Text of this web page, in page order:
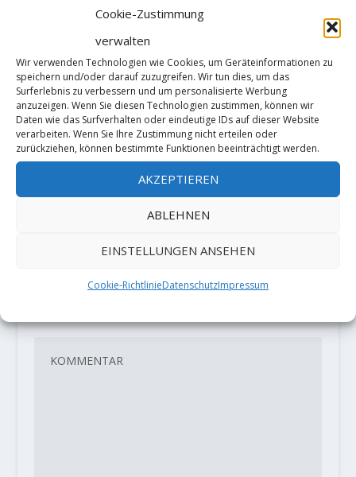
Cookie-Zustimmung
verwalten
Wir verwenden Technologien wie Cookies, um Geräteinformationen zu
speichern und/oder darauf zuzugreifen. Wir tun dies, um das
Surferlebnis zu verbessern und um personalisierte Werbung
anzuzeigen. Wenn Sie diesen Technologien zustimmen, können wir
Daten wie das Surfverhalten oder eindeutige IDs auf dieser Website
verarbeiten. Wenn Sie Ihre Zustimmung nicht erteilen oder
zurückziehen, können bestimmte Funktionen beeinträchtigt werden.
AKZEPTIEREN
ABLEHNEN
EINSTELLUNGEN ANSEHEN
Cookie-RichtlinieDatenschutzImpressum
'Death Star' (V15/8C) by Matt Fultz
HINTERLASSE EINE ANTWORT
Deine E-Mail-Adresse wird nicht
veröffentlicht.Erforderliche Felder